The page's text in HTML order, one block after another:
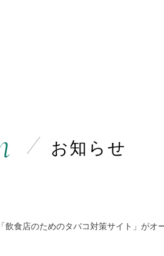
お知らせ
「飲食店のためのタバコ対策サイト」がオ